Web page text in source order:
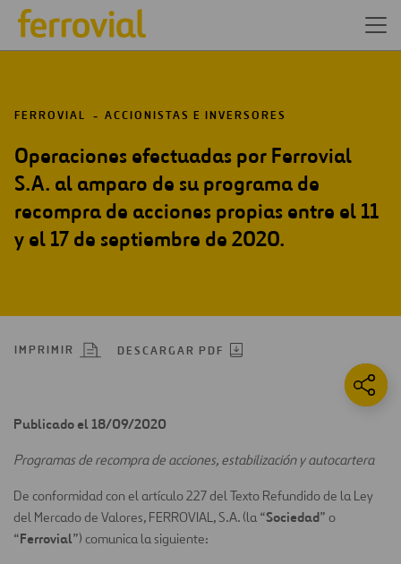
FERROVIAL ACCIONISTAS E INVERSORES
Operaciones efectuadas por Ferrovial
S.A. al amparo de su programa de
recompra de acciones propias entre el 11
y el 17 de septiembre de 2020.
IMPRIMIR DESCARGAR PDF
Publicado el 18/09/2020
Programas de recompra de acciones, estabilización y autocartera
De conformidad con el artículo 227 del Texto Refundido de la Ley
del Mercado de Valores, FERROVIAL, S.A. (la “Sociedad” o
“Ferrovial”) comunica la siguiente: